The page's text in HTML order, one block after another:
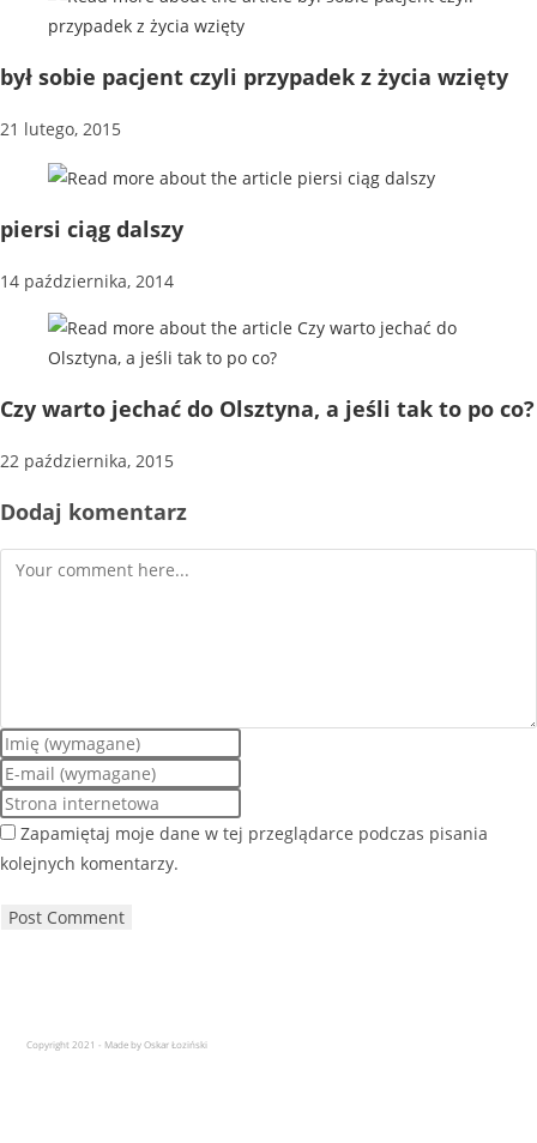
był sobie pacjent czyli przypadek z życia wzięty
21 lutego, 2015
piersi ciąg dalszy
14 października, 2014
Czy warto jechać do Olsztyna, a jeśli tak to po co?
22 października, 2015
Dodaj komentarz
Zapamiętaj moje dane w tej przeglądarce podczas pisania
kolejnych komentarzy.
Copyright 2021 - Made by Oskar Łoziński